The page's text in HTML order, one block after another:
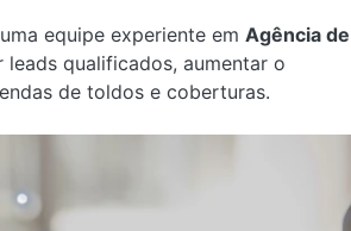
equipe experiente em Agência de
leads qualificados, aumentar o
de toldos e coberturas.